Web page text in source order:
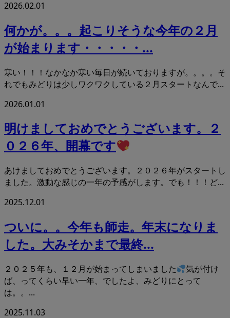
2026.02.01
何かが。。。起こりそうな今年の２月
が始まります・・・・・...
寒い！！！なかなか寒い毎日が続いておりますが。。。。そ
れでもみどりは少しワクワクしている２月スタートなんで...
2026.01.01
明けましておめでとうございます。２
０２６年、開幕です
あけましておめでとうございます。２０２６年がスタートし
ました。激動な感じの一年の予感がします。でも！！！ど...
2025.12.01
ついに。。今年も師走。年末になりま
した。大みそかまで最終...
２０２５年も、１２月が始まってしまいました
気が付け
ば、ってくらい早い一年、でしたよ、みどりにとって
は。。...
2025.11.03